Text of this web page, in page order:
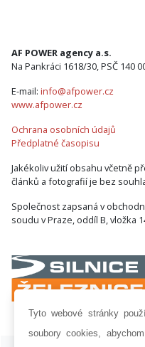
AF POWER agency a.s.
Na Pankráci 1618/30, PSČ 140
E-mail: info@afpower.cz
www.afpower.cz
Ochrana osobních údajů
Předplatné časopisu
Jakékoliv užití obsahu včetně
článků a fotografií je bez
Společnost zapsaná v
soudu v Praze, oddíl B, vložka
Tyto webové stránky
soubory cookies,